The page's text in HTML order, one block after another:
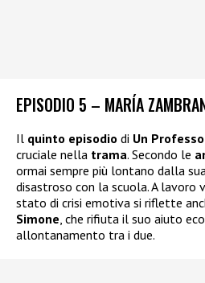
EPISODIO 5 – MARÍA
Il quinto episodio di Un
cruciale nella trama. Secondo le
ormai sempre più lontano dalla
disastroso con la scuola. A lavoro
stato di crisi emotiva si riflette
Simone , che rifiuta il suo aiuto
allontanamento tra i due.